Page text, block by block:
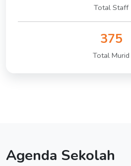
Total Staff
375
Total Murid
Agenda Sekolah